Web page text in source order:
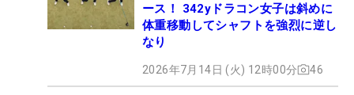
ース！ 342yドラコン女子は斜めに
体重移動してシャフトを強烈に逆し
なり
2026年7月14日 (火) 12時00分 46